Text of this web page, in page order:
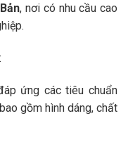
, nơi có nhu cầu cao
ứng các tiêu chuẩn
gồm hình dáng, chất